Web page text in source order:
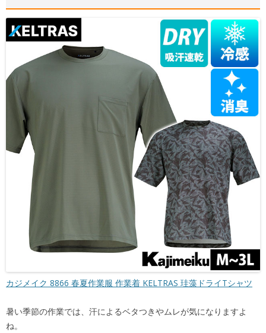
カジメイク 8866 春夏作業服 作業着 KELTRAS 珪藻ドライTシャツ
暑い季節の作業では、汗によるベタつきやムレが気になりますよ
ね。